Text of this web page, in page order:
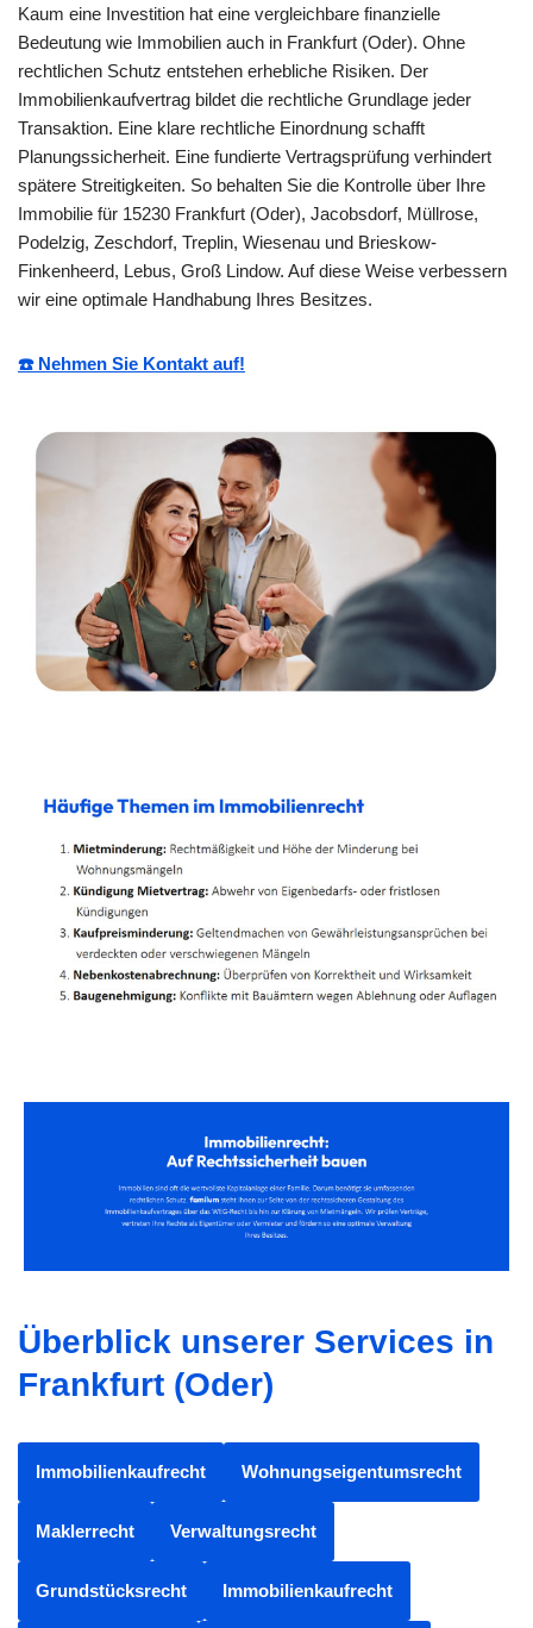
Kaum eine Investition hat eine vergleichbare finanzielle
Bedeutung wie Immobilien auch in Frankfurt (Oder). Ohne
rechtlichen Schutz entstehen erhebliche Risiken. Der
Immobilienkaufvertrag bildet die rechtliche Grundlage jeder
Transaktion. Eine klare rechtliche Einordnung schafft
Planungssicherheit. Eine fundierte Vertragsprüfung verhindert
spätere Streitigkeiten. So behalten Sie die Kontrolle über Ihre
Immobilie für 15230 Frankfurt (Oder), Jacobsdorf, Müllrose,
Podelzig, Zeschdorf, Treplin, Wiesenau und Brieskow-
Finkenheerd, Lebus, Groß Lindow. Auf diese Weise verbessern
wir eine optimale Handhabung Ihres Besitzes.
☎️ Nehmen Sie Kontakt auf!
Überblick unserer Services in
Frankfurt (Oder)
Immobilienkaufrecht Wohnungseigentumsrecht
Maklerrecht Verwaltungsrecht
Grundstücksrecht Immobilienkaufrecht